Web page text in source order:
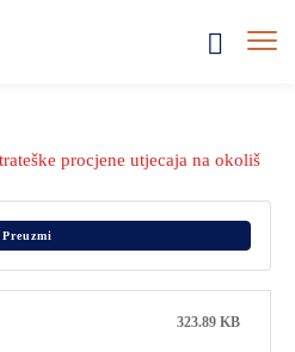
procjene utjecaja na okoliš
Preuzmi
323.89 KB